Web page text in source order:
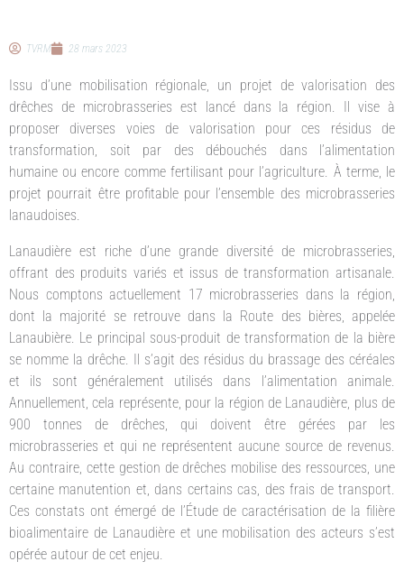
TVRM 28 mars 2023
Issu d’une mobilisation régionale, un projet de valorisation des
drêches de microbrasseries est lancé dans la région. Il vise à
proposer diverses voies de valorisation pour ces résidus de
transformation, soit par des débouchés dans l’alimentation
humaine ou encore comme fertilisant pour l’agriculture. À terme, le
projet pourrait être profitable pour l’ensemble des microbrasseries
lanaudoises.
Lanaudière est riche d’une grande diversité de microbrasseries,
offrant des produits variés et issus de transformation artisanale.
Nous comptons actuellement 17 microbrasseries dans la région,
dont la majorité se retrouve dans la Route des bières, appelée
Lanaubière. Le principal sous-produit de transformation de la bière
se nomme la drêche. Il s’agit des résidus du brassage des céréales
et ils sont généralement utilisés dans l’alimentation animale.
Annuellement, cela représente, pour la région de Lanaudière, plus de
900 tonnes de drêches, qui doivent être gérées par les
microbrasseries et qui ne représentent aucune source de revenus.
Au contraire, cette gestion de drêches mobilise des ressources, une
certaine manutention et, dans certains cas, des frais de transport.
Ces constats ont émergé de l’Étude de caractérisation de la filière
bioalimentaire de Lanaudière et une mobilisation des acteurs s’est
opérée autour de cet enjeu.